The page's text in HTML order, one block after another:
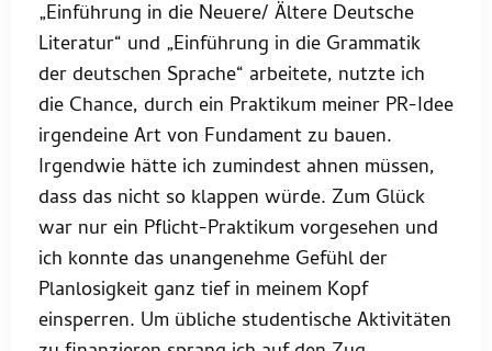
„Einführung in die Neuere/ Ältere Deutsche
Literatur“ und „Einführung in die Grammatik
der deutschen Sprache“ arbeitete, nutzte ich
die Chance, durch ein Praktikum meiner PR-Idee
irgendeine Art von Fundament zu bauen.
Irgendwie hätte ich zumindest ahnen müssen,
dass das nicht so klappen würde. Zum Glück
war nur ein Pflicht-Praktikum vorgesehen und
ich konnte das unangenehme Gefühl der
Planlosigkeit ganz tief in meinem Kopf
einsperren. Um übliche studentische Aktivitäten